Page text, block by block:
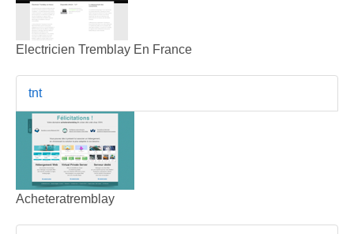
Electricien Tremblay En France
tnt
Acheteratremblay